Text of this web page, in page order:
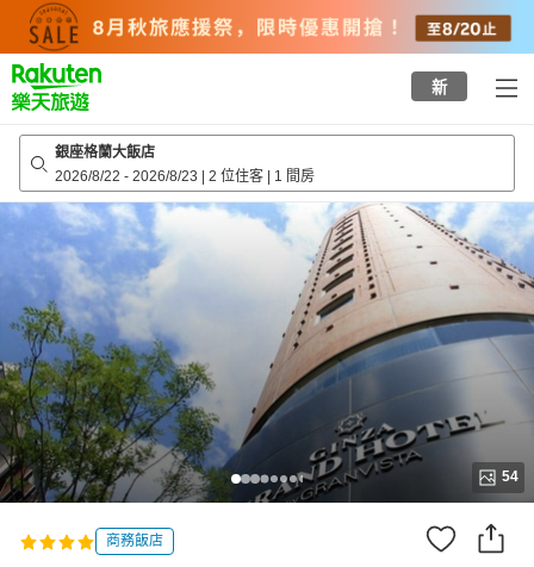
top
page
新
銀座格蘭大飯店
2026/8/22 - 2026/8/23 | 2 位住客 | 1 間房
54
商務飯店